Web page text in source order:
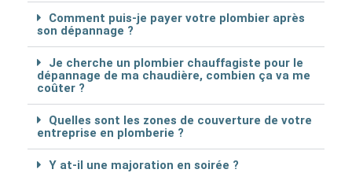
Comment puis-je payer votre plombier après
son dépannage ?
Je cherche un plombier chauffagiste pour le
dépannage de ma chaudière, combien ça va me
coûter ?
Quelles sont les zones de couverture de votre
entreprise en plomberie ?
Y at-il une majoration en soirée ?